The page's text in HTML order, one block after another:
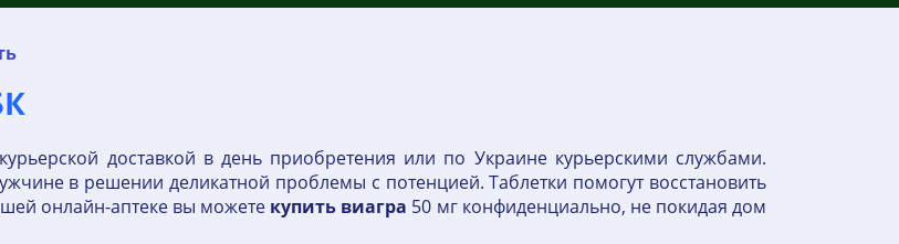
доставкой в день приобретения или по Украине курьерскими службами.
в решении деликатной проблемы с потенцией. Таблетки помогут восстановить
онлайн-аптеке вы можете купить виагра 50 мг конфиденциально, не покидая дом